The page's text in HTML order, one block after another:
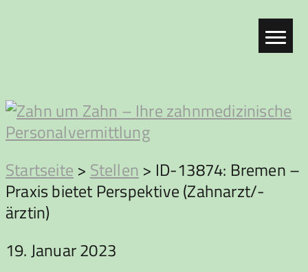
Zahn
um
Zahn
Startseite > Stellen > ID-13874: Bremen –
Praxis bietet Perspektive (Zahnarzt/-
ärztin)
19. Januar 2023